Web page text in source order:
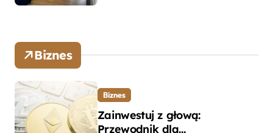
Biznes
Biznes
Zainwestuj z głową:
Przewodnik dla